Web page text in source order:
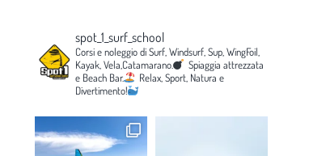
spot_1_surf_school
Corsi e noleggio di Surf, Windsurf, Sup, WingFoil,
Kayak, Vela,Catamarano.
Spiaggia attrezzata
e Beach Bar.
Relax, Sport, Natura e
Divertimento!